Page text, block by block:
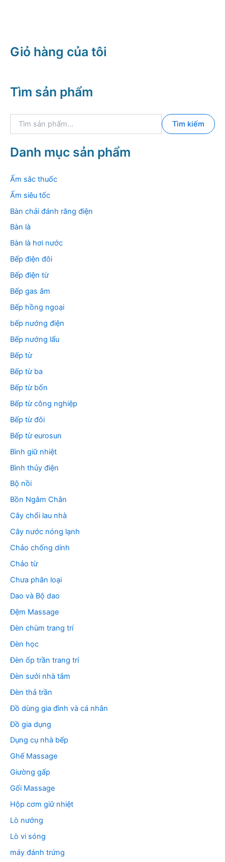
Giỏ hàng của tôi
Tìm sản phẩm
k
i
m
Tìm kiếm
Danh mục sản phẩm
Ấm sắc thuốc
Ấm siêu tốc
Bàn chải đánh răng điện
Bàn là
Bàn là hơi nước
Bếp điện đôi
Bếp điện từ
Bếp gas âm
Bếp hồng ngoại
bếp nướng điện
Bếp nướng lẩu
Bếp từ
Bếp từ ba
Bếp từ bốn
Bếp từ công nghiệp
Bếp từ đôi
Bếp từ eurosun
Bình giữ nhiệt
Bình thủy điện
Bộ nồi
Bồn Ngâm Chân
Cây chổi lau nhà
Cây nước nóng lạnh
Chảo chống dính
Chảo từ
Chưa phân loại
Dao và Bộ dao
Đệm Massage
Đèn chùm trang trí
Đèn học
Đèn ốp trần trang trí
Đèn sưởi nhà tắm
Đèn thả trần
Đồ dùng gia đình và cá nhân
Đồ gia dụng
Dụng cụ nhà bếp
Ghế Massage
Giường gấp
Gối Massage
Hộp cơm giữ nhiệt
Lò nướng
Lò vi sóng
máy đánh trứng